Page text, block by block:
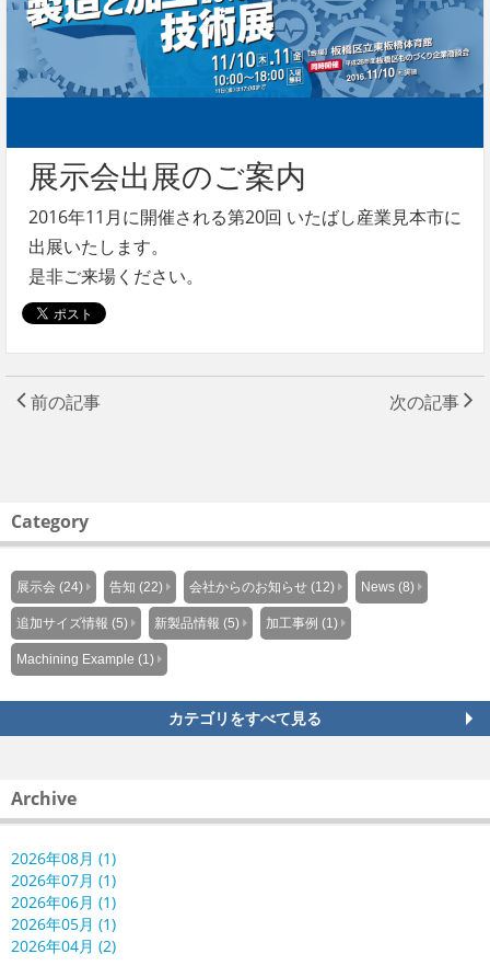
展示会出展のご案内
2016年11月に開催される第20回 いたばし産業見本市に
出展いたします。
是非ご来場ください。
前の記事 次の記事
Category
展示会 (24) 告知 (22) 会社からのお知らせ (12) News (8)
追加サイズ情報 (5) 新製品情報 (5) 加工事例 (1)
Machining Example (1)
カテゴリをすべて見る
Archive
2026年08月 (1)
2026年07月 (1)
2026年06月 (1)
2026年05月 (1)
2026年04月 (2)